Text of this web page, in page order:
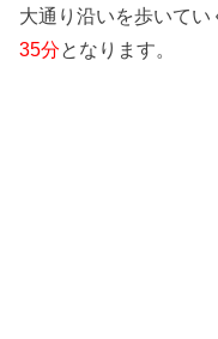
大通り沿いを歩いて
35分となります。